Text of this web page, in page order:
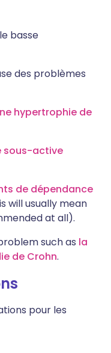
basse
des problèmes
hypertrophie de
sous-active
de dépendance
will usually mean
at all).
such as la
de Crohn.
pour les